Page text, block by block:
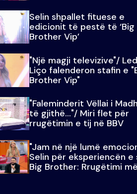
Selin shpallet fituese e
edicionit të pestë të ‘Big
Brother Vip’
"Një magji televizive"/
Liço falenderon stafin e
Brother Vip"
"Faleminderit Vëllai i
të gjithë…"/ Miri flet për
rrugëtimin e tij në BBV
"Jam në një lumë
Selin për eksperiencën e
Big Brother: Rrugëtimi